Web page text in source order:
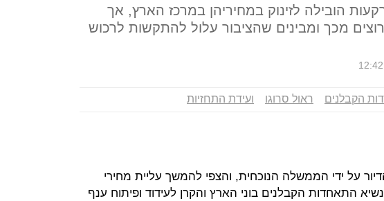
הובילה לזינוק במחיריהן במרכז הארץ, אך
מכך ומבינים שהציבור עלול להתקשות לרכוש
12:42
הקבלנים ראול סרוגו ועידת התחזיות
על ידי הממשלה הנוכחית, והצפי להמשך עליית מחירי
התאחדות הקבלנים בוני הארץ והקרן לעידוד ופיתוח ענף